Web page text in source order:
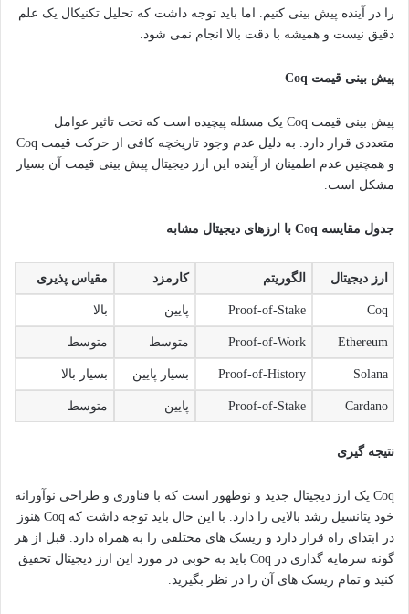
را در آینده پیش بینی کنیم. اما باید توجه داشت که تحلیل تکنیکال یک علم
دقیق نیست و همیشه با دقت بالا انجام نمی شود.
پیش بینی قیمت Coq
پیش بینی قیمت Coq یک مسئله پیچیده است که تحت تاثیر عوامل
متعددی قرار دارد. به دلیل عدم وجود تاریخچه کافی از حرکت قیمت Coq
و همچنین عدم اطمینان از آینده این ارز دیجیتال پیش بینی قیمت آن بسیار
مشکل است.
جدول مقایسه Coq با ارزهای دیجیتال مشابه
ارز دیجیتال الگوریتم کارمزد مقیاس پذیری
Coq
Proof-of-Stake پایین بالا
Ethereum
Proof-of-Work متوسط متوسط
Solana
Proof-of-History بسیار پایین بسیار بالا
Cardano
Proof-of-Stake پایین متوسط
نتیجه گیری
Coq یک ارز دیجیتال جدید و نوظهور است که با فناوری و طراحی نوآورانه
خود پتانسیل رشد بالایی را دارد. با این حال باید توجه داشت که Coq هنوز
در ابتدای راه قرار دارد و ریسک های مختلفی را به همراه دارد. قبل از هر
گونه سرمایه گذاری در Coq باید به خوبی در مورد این ارز دیجیتال تحقیق
کنید و تمام ریسک های آن را در نظر بگیرید.